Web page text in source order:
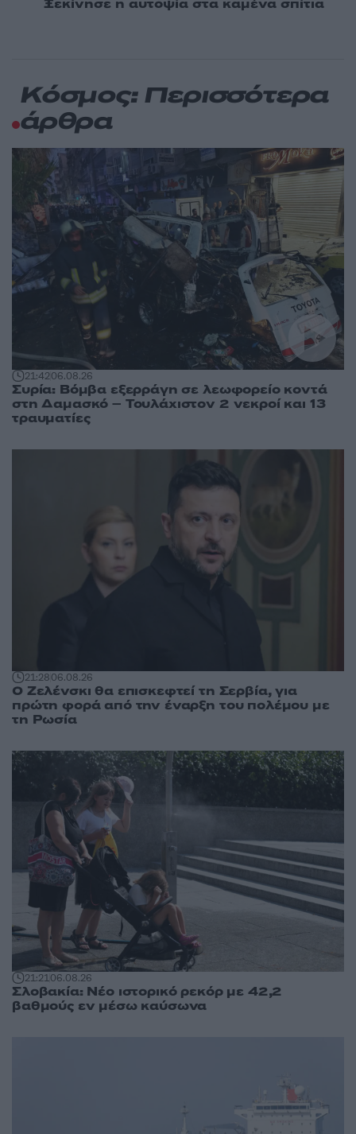
Ξεκίνησε η αυτοψία στα καμένα σπίτια
Κόσμος: Περισσότερα
άρθρα
21:4206.08.26
Συρία: Βόμβα εξερράγη σε λεωφορείο κοντά
στη Δαμασκό – Τουλάχιστον 2 νεκροί και 13
τραυματίες
21:2806.08.26
Ο Ζελένσκι θα επισκεφτεί τη Σερβία, για
πρώτη φορά από την έναρξη του πολέμου με
τη Ρωσία
21:2106.08.26
Σλοβακία: Νέο ιστορικό ρεκόρ με 42,2
βαθμούς εν μέσω καύσωνα